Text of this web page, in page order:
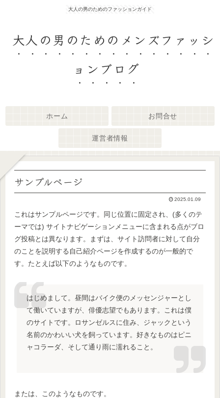
大人の男のためのファッションガイド
大人の男のためのメンズファッシ
ョンブログ
ホーム お問合せ
運営者情報
サンプルページ
2025.01.09
これはサンプルページです。同じ位置に固定され、(多くのテ
ーマでは) サイトナビゲーションメニューに含まれる点がブロ
グ投稿とは異なります。まずは、サイト訪問者に対して自分
のことを説明する自己紹介ページを作成するのが一般的で
す。たとえば以下のようなものです。
はじめまして。昼間はバイク便のメッセンジャーとし
て働いていますが、俳優志望でもあります。これは僕
のサイトです。ロサンゼルスに住み、ジャックという
名前のかわいい犬を飼っています。好きなものはピニ
ャコラーダ、そして通り雨に濡れること。
または、このようなものです。